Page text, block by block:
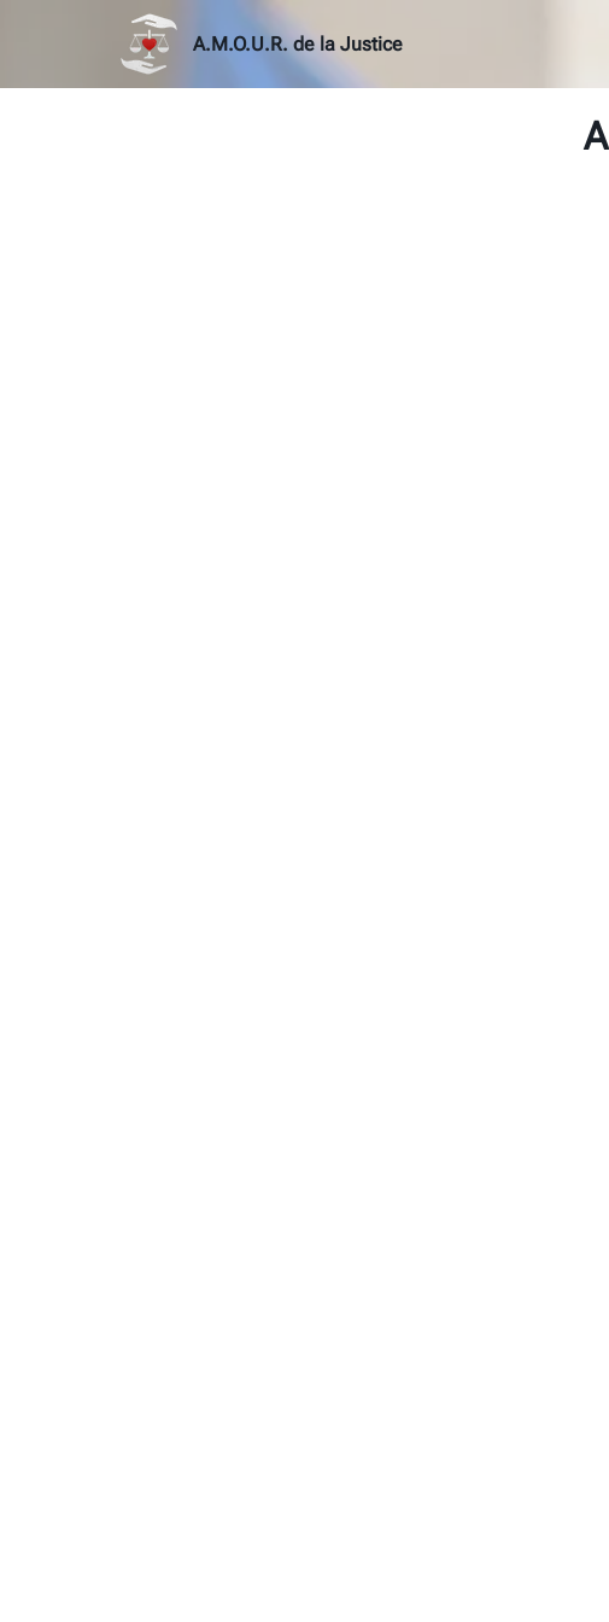
A.M.O.U.R. de la Justice